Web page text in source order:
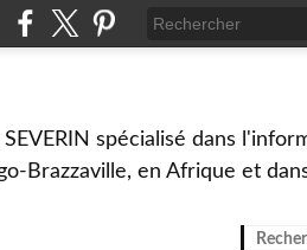
spécialisé dans
Brazzaville, en Afrique et